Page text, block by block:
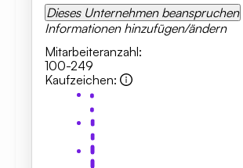
Dieses Unternehmen beanspruchen
Informationen hinzufügen/ändern
Mitarbeiteranzahl:
100-249
Kaufzeichen: